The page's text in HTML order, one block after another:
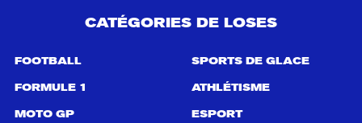
CATÉGORIES DE LOSES
FOOTBALL
FORMULE 1
MOTO GP
SPORTS DE GLACE
ATHLÉTISME
ESPORT